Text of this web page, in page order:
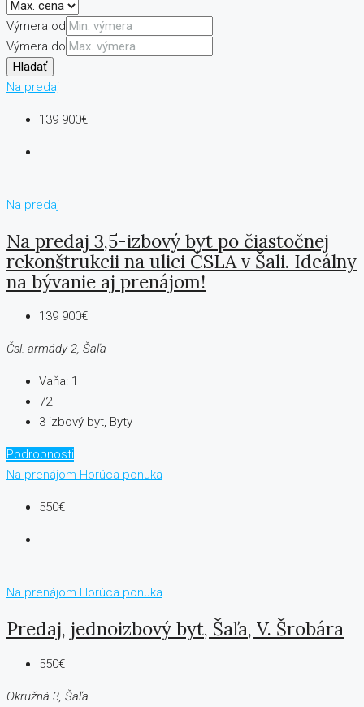
Výmera od
Výmera do
Hladať
Na predaj
139 900€
Na predaj
Na predaj 3,5-izbový byt po čiastočnej
rekonštrukcii na ulici ČSLA v Šali. Ideálny
na bývanie aj prenájom!
139 900€
Čsl. armády 2, Šaľa
Vaňa: 1
72
3 izbový byt, Byty
Podrobnosti
Na prenájom Horúca ponuka
550€
Na prenájom Horúca ponuka
Predaj, jednoizbový byt, Šaľa, V. Šrobára
550€
Okružná 3, Šaľa